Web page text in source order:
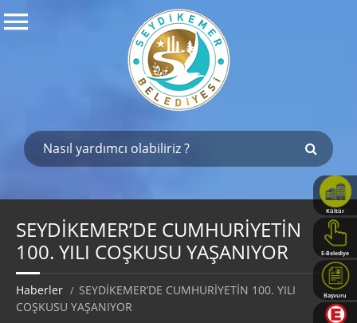
Kültür
Haritası
E-Belediye
Başvuru
Rehberi
SEYDİKEMER’DE CUMHURİYETİN
100. YILI COŞKUSU YAŞANIYOR
Haberler
SEYDİKEMER’DE CUMHURİYETİN 100. YILI
COŞKUSU YAŞANIYOR